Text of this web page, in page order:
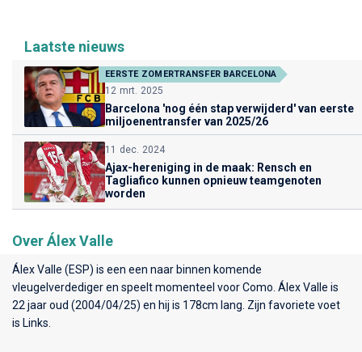
Laatste nieuws
EERSTE ZOMERTRANSFER BARCELONA
12 mrt. 2025
Barcelona 'nog één stap verwijderd' van eerste
miljoenentransfer van 2025/26
11 dec. 2024
Ajax-hereniging in de maak: Rensch en
Tagliafico kunnen opnieuw teamgenoten
worden
Over Álex Valle
Álex Valle (ESP) is een een naar binnen komende
vleugelverdediger en speelt momenteel voorComo . Álex Valle is
22 jaar oud (2004/04/25) en hij is 178cm lang. Zijn favoriete voet
is Links.